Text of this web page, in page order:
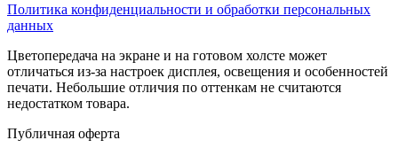
Политика конфиденциальности и обработки персональных
данных
Цветопередача на экране и на готовом холсте может
отличаться из-за настроек дисплея, освещения и особенностей
печати. Небольшие отличия по оттенкам не считаются
недостатком товара.
Публичная оферта